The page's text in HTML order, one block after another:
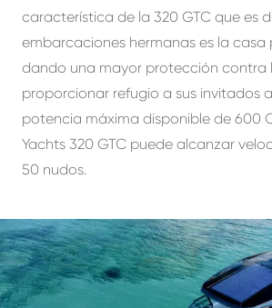
característica de la 320 GTC que es
embarcaciones hermanas es la casa
dando una mayor protección contra
proporcionar refugio a sus invitados
potencia máxima disponible de 600
Yachts 320 GTC puede alcanzar
50 nudos.